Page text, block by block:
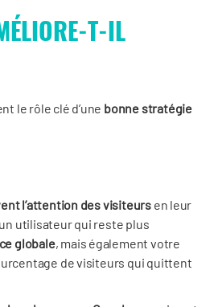
T-IL
le rôle clé d’une bonne stratégie
l’attention des visiteursen leur
utilisateur qui reste plus
globale, mais également votre
de visiteurs qui quittent